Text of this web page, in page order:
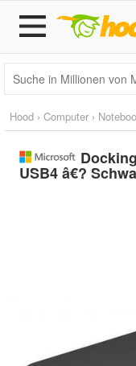
Hood › Computer ›
USB4 â€?